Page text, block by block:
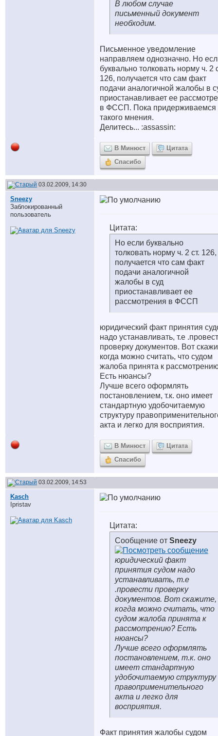
В любом случае
письменный документ
необходим.
Письменное уведомление
направляем однозначно. Но
буквально толковать норму ч. 2
126, получается что сам факт
подачи аналогичной жалобы в
приостанавливает ее
в ФССП. Пока придерживаемся
такого мнения.
Делитесь... :assassin:
В Минюст
Цитата
Спасибо
03.02.2009, 14:30
Sneezy
Заблокированный
пользователь
Цитата:
Но если буквально
толковать норму ч. 2 ст. 126,
получается что сам факт
подачи аналогичной
жалобы в суд
приостанавливает ее
рассмотрения в ФССП
юридический факт принятия
надо устанавливать, т.е
проверку документов. Вот
когда можно считать, что судом
жалоба принята к
Есть нюансы?
Лучше всего оформлять
постановлением, т.к. оно имеет
стандартную удобочитаемую
структуру
акта и легко для восприятия.
В Минюст
Цитата
Спасибо
03.02.2009, 14:53
Kasch
Ipristav
Цитата:
Сообщение от Sneezy
юридический факт
принятия судом надо
устанавливать, т.е
.провести проверку
документов. Вот скажите,
когда можно считать, что
судом жалоба принята к
рассмотрению? Есть
нюансы?
Лучше всего оформлять
постановлением, т.к. оно
имеет стандартную
удобочитаемую структуру
правоприменительного
акта и легко для
восприятия.
Факт принятия жалобы судом